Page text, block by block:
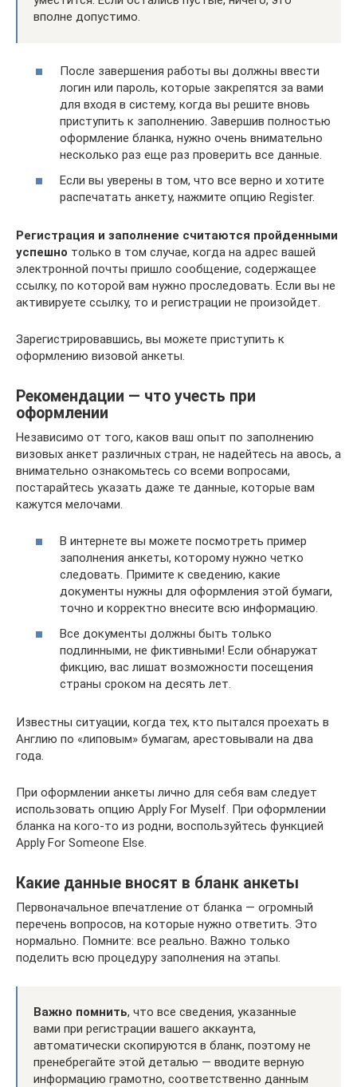
вполне допустимо.
После завершения работы вы должны ввести
логин или пароль, которые закрепятся за вами
для входя в систему, когда вы решите вновь
приступить к заполнению. Завершив полностью
оформление бланка, нужно очень внимательно
несколько раз еще раз проверить все данные.
Если вы уверены в том, что все верно и хотите
распечатать анкету, нажмите опцию Register.
Регистрация и заполнение считаются пройденными
успешно только в том случае, когда на адрес вашей
электронной почты пришло сообщение, содержащее
ссылку, по которой вам нужно проследовать. Если вы не
активируете ссылку, то и регистрации не произойдет.
Зарегистрировавшись, вы можете приступить к
оформлению визовой анкеты.
Рекомендации — что учесть при
оформлении
Независимо от того, каков ваш опыт по заполнению
визовых анкет различных стран, не надейтесь на авось, а
внимательно ознакомьтесь со всеми вопросами,
постарайтесь указать даже те данные, которые вам
кажутся мелочами.
В интернете вы можете посмотреть пример
заполнения анкеты, которому нужно четко
следовать. Примите к сведению, какие
документы нужны для оформления этой бумаги,
точно и корректно внесите всю информацию.
Все документы должны быть только
подлинными, не фиктивными! Если обнаружат
фикцию, вас лишат возможности посещения
страны сроком на десять лет.
Известны ситуации, когда тех, кто пытался проехать в
Англию по «липовым» бумагам, арестовывали на два
года.
При оформлении анкеты лично для себя вам следует
использовать опцию Apply For Myself. При оформлении
бланка на кого-то из родни, воспользуйтесь функцией
Apply For Someone Else.
Какие данные вносят в бланк анкеты
Первоначальное впечатление от бланка — огромный
перечень вопросов, на которые нужно ответить. Это
нормально. Помните: все реально. Важно только
поделить всю процедуру заполнения на этапы.
Важно помнить, что все сведения, указанные
вами при регистрации вашего аккаунта,
автоматически скопируются в бланк, поэтому не
пренебрегайте этой деталью — вводите верную
информацию грамотно, соответственно данным